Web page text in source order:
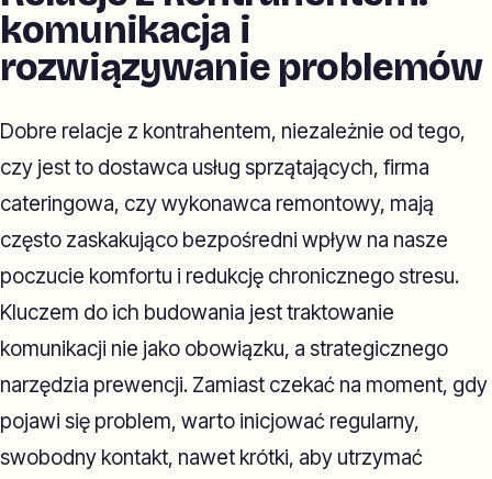
komunikacja i
rozwiązywanie problemów
Dobre relacje z kontrahentem, niezależnie od tego,
czy jest to dostawca usług sprzątających, firma
cateringowa, czy wykonawca remontowy, mają
często zaskakująco bezpośredni wpływ na nasze
poczucie komfortu i redukcję chronicznego stresu.
Kluczem do ich budowania jest traktowanie
komunikacji nie jako obowiązku, a strategicznego
narzędzia prewencji. Zamiast czekać na moment, gdy
pojawi się problem, warto inicjować regularny,
swobodny kontakt, nawet krótki, aby utrzymać